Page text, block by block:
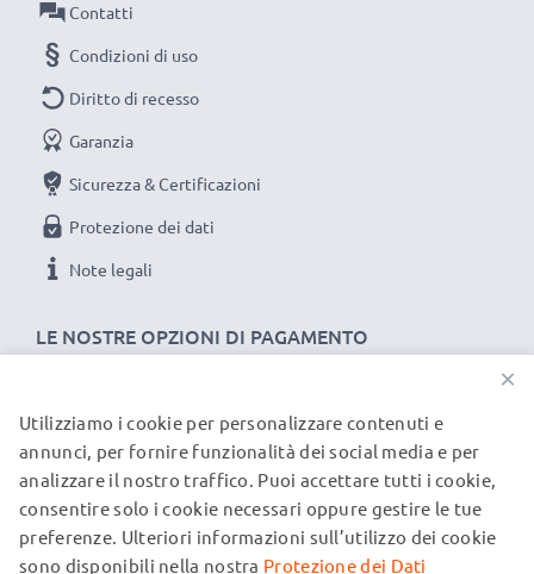
LE NOSTRE OPZIONI DI PAGAMENTO
Contatti
Condizioni di uso
Diritto di recesso
Garanzia
Sicurezza & Certificazioni
Protezione dei dati
Note legali
I NOSTRI PARTNER DI SPEDIZIONE
© subtel.it 2026
Tutti i prezzi includono l'IVA e sono esclusi i costi di
spedizione. Si prega di notare che tutti i marchi menzionati
×
Utilizziamo i cookie per personalizzare contenuti e
annunci, per fornire funzionalità dei social media e per
analizzare il nostro traffico. Puoi accettare tutti i cookie,
consentire solo i cookie necessari oppure gestire le tue
preferenze. Ulteriori informazioni sull’utilizzo dei cookie
sono disponibili nella nostra Protezione dei Dati